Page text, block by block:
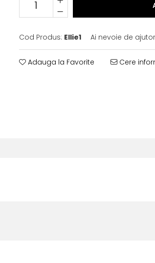
Cod Produs: Ellie1 Ai nevoie de
Adauga la Favorite Cere